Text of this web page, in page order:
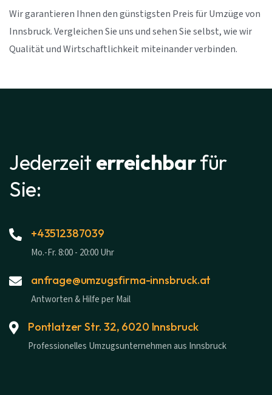
Wir garantieren Ihnen den günstigsten Preis für Umzüge von
Innsbruck. Vergleichen Sie uns und sehen Sie selbst, wie wir
Qualität und Wirtschaftlichkeit miteinander verbinden.
Jederzeit erreichbarfür
Sie:
+43512387039
Mo.-Fr. 8:00 - 20:00 Uhr
anfrage@umzugsfirma-innsbruck.at
Antworten & Hilfe per Mail
Pontlatzer Str. 32, 6020 Innsbruck
Professionelles Umzugsunternehmen aus Innsbruck